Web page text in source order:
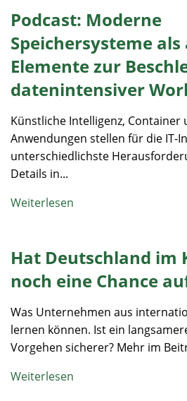
Podcast: Moderne
Speichersysteme
Elemente zur
datenintensiver
Künstliche Intelligenz, Container
Anwendungen stellen für die IT-
unterschiedlichste
Details in...
Weiterlesen
Hat Deutschland im
noch eine Chance
Was Unternehmen aus
lernen können. Ist ein
Vorgehen sicherer? Mehr im
Weiterlesen